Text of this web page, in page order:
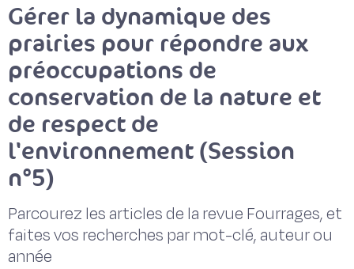
Gérer la dynamique des
prairies pour répondre aux
préoccupations de
conservation de la nature et
de respect de
l'environnement (Session
n°5)
Parcourez les articles de la revue Fourrages, et
faites vos recherches par mot-clé, auteur ou
année